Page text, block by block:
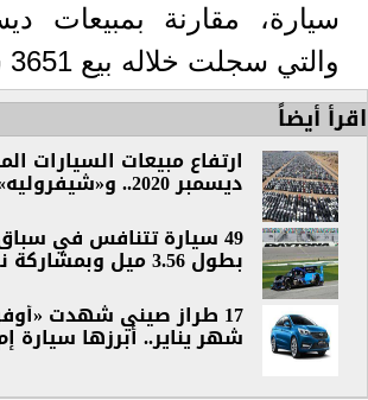
والتي سجلت خلاله بيع 3651 سيارة.
اقرأ أيضاً
ارتفاع مبيعات السيارات
ديسمبر 2020.. و«شيفروليه» تتصدر
بطول 3.56 ميل وبمشاركة نسائية
17 طراز صيني شهدت
شهر يناير.. أبرزها سيارة